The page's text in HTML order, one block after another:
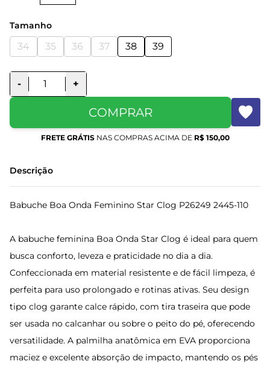
Tamanho
34 35 36 37 38 39
- +
COMPRAR
FRETE GRÁTISNAS COMPRAS ACIMA DE R$ 150,00
Descrição
Babuche Boa Onda Feminino Star Clog P26249 2445-110
A babuche feminina Boa Onda Star Clog é ideal para quem
busca conforto, leveza e praticidade no dia a dia.
Confeccionada em material resistente e de fácil limpeza, é
perfeita para uso prolongado e rotinas ativas. Seu design
tipo clog garante calce rápido, com tira traseira que pode
ser usada no calcanhar ou sobre o peito do pé, oferecendo
versatilidade. A palmilha anatômica em EVA proporciona
maciez e excelente absorção de impacto, mantendo os pés